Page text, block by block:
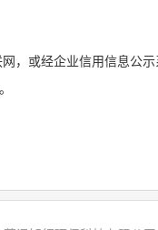
，或经企业信用信息公示